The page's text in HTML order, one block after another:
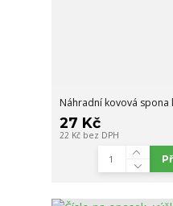
Náhradní kovová
27 Kč
22 Kč bez DPH